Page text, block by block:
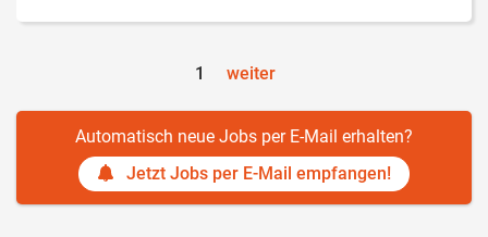
1 weiter
Automatisch neue Jobs per E-Mail erhalten?
Jetzt Jobs per E-Mail empfangen!